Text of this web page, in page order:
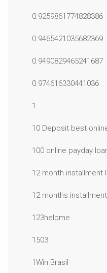
0.9259861774828386
0.9465421035682369
0.9490829465241687
0.974616330441036
1
10 Deposit best
100 online payday
12 month installment
12 months
123helpme
1503
1Win Brasil